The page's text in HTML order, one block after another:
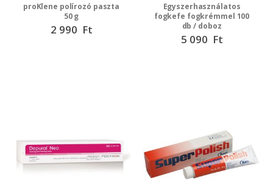
proKlene polírozó paszta
50 g
2 990 Ft
Egyszerhasználatos
fogkefe fogkrémmel 100
db / doboz
5 090 Ft